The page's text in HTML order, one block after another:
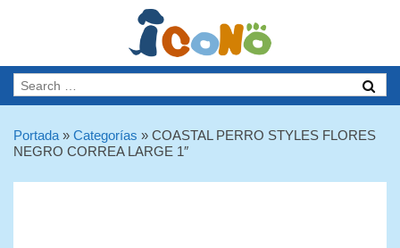
Portada » Categorías » COASTAL PERRO STYLES FLORES
NEGRO CORREA LARGE 1″